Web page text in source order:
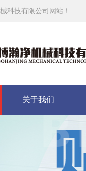
科技有限公司网站！
关于我们